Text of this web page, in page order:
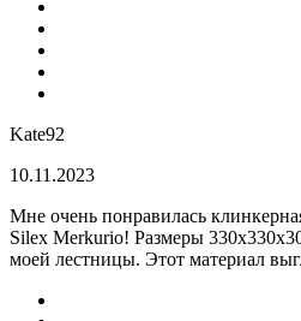
Kate92
10.11.2023
Мне очень понравилась
Silex Merkurio! Размеры
моей лестницы. Этот материал